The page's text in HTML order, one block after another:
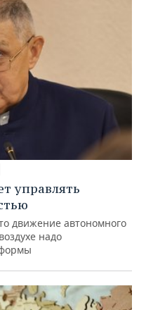
управлять
движение автономного
надо